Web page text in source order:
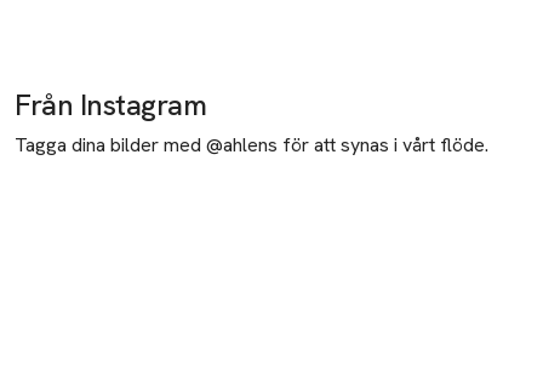
Från Instagram
Tagga dina bilder med @ahlens för att synas i vårt flöde.